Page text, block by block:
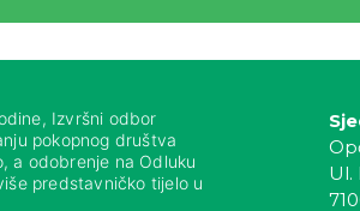
Izvršni odbor
pokopnog društva
a odobrenje na Odluku
predstavničko tijelo u
Ul.